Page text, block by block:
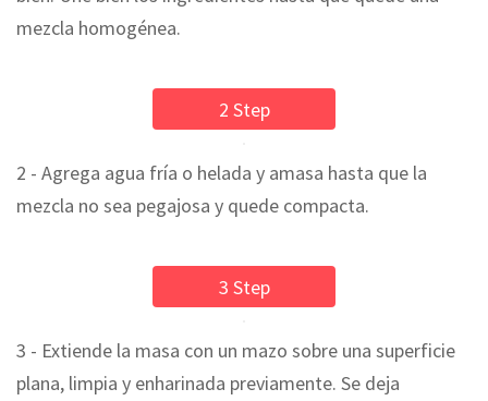
mezcla homogénea.
2 Step
2 - Agrega agua fría o helada y amasa hasta que la
mezcla no sea pegajosa y quede compacta.
3 Step
3 - Extiende la masa con un mazo sobre una superficie
plana, limpia y enharinada previamente. Se deja